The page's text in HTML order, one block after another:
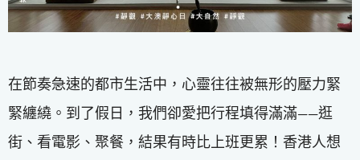
在節奏急速的都市生活中，心靈往往被無形的壓力緊
緊纏繞。到了假日，我們卻愛把行程填得滿滿——逛
街、看電影、聚餐，結果有時比上班更累！香港人想